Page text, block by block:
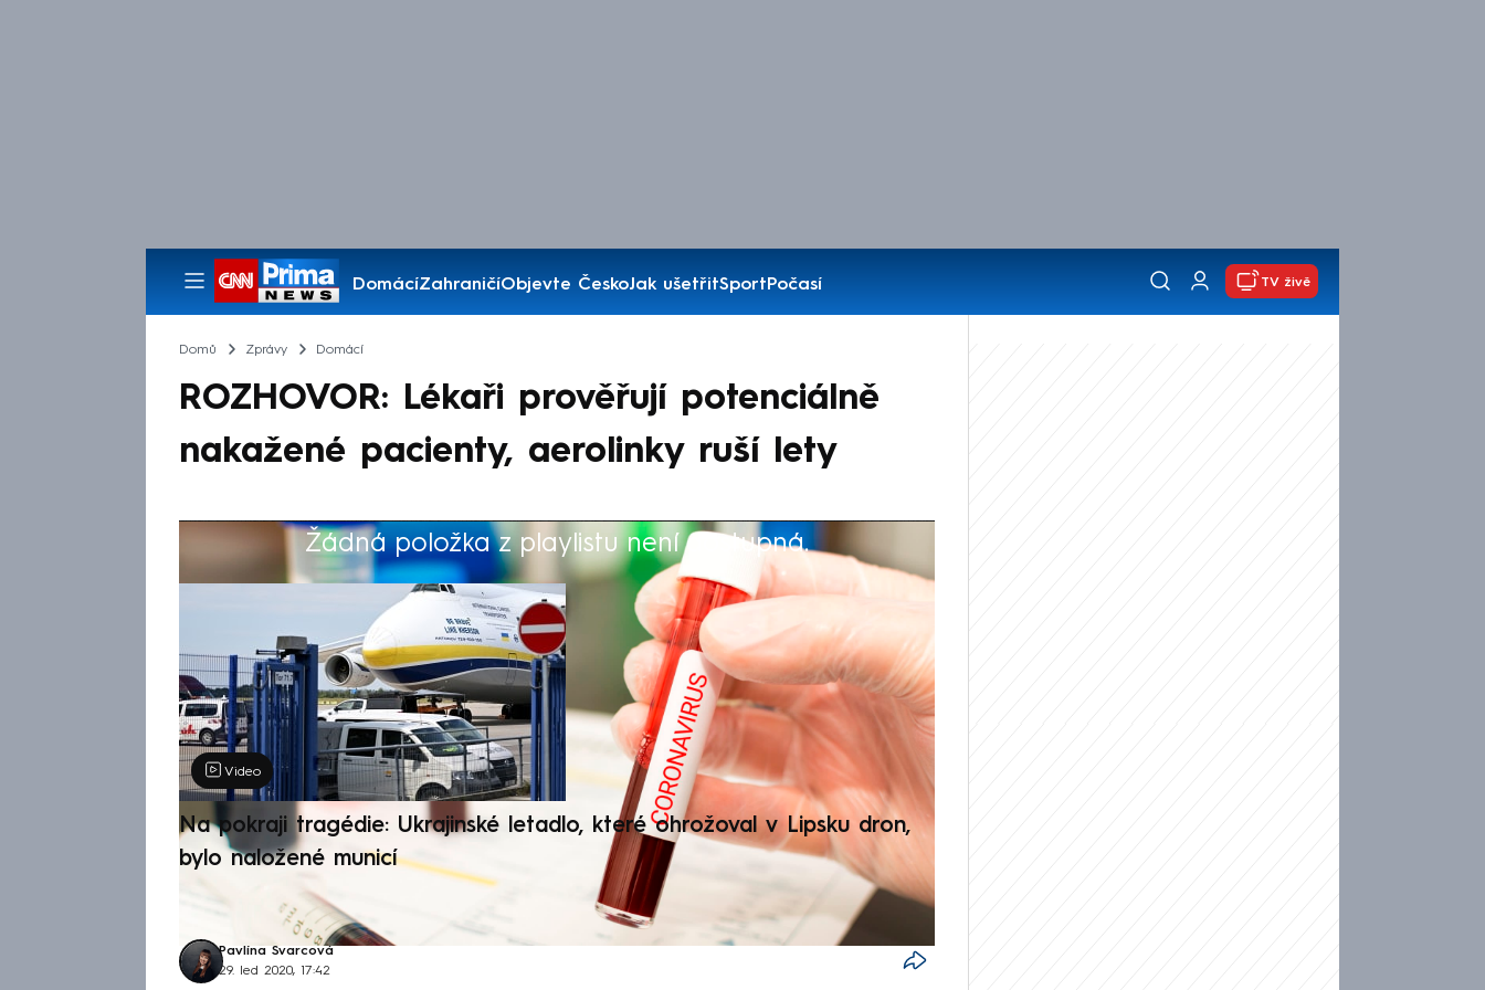
DomácíZahraničíObjevte ČeskoJak ušetřitSportPočasí
Pořady
TV živě
Domů Zprávy Domácí
ROZHOVOR: Lékaři prověřují potenciálně
nakažené pacienty, aerolinky ruší lety
Žádná položka z playlistu není dostupná.
Výběr redakce
Video
Na pokraji tragédie: Ukrajinské letadlo, které ohrožoval v Lipsku dron,
bylo naložené municí
Pavlína Švarcová
29. led 2020, 17:42